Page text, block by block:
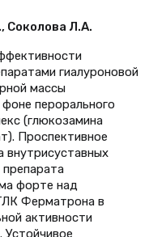
Соколова Л.А.
гиалуроновой
массы
перорального
(глюкозамина
Проспективное
внутрисуставных
форте над
Ферматрона в
активности